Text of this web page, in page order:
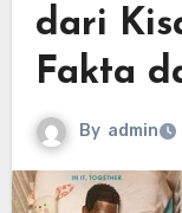
dari
Fakta
By admin